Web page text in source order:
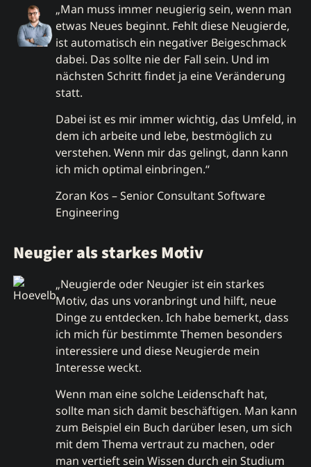
„Man muss immer neugierig sein, wenn man
etwas Neues beginnt. Fehlt diese Neugierde,
ist automatisch ein negativer Beigeschmack
dabei. Das sollte nie der Fall sein. Und im
nächsten Schritt findet ja eine Veränderung
statt.
Dabei ist es mir immer wichtig, das Umfeld, in
dem ich arbeite und lebe, bestmöglich zu
verstehen. Wenn mir das gelingt, dann kann
ich mich optimal einbringen.“
Zoran Kos – Senior Consultant Software
Engineering
Neugier als starkes Motiv
„Neugierde oder Neugier ist ein starkes
Motiv, das uns voranbringt und hilft, neue
Dinge zu entdecken. Ich habe bemerkt, dass
ich mich für bestimmte Themen besonders
interessiere und diese Neugierde mein
Interesse weckt.
Wenn man eine solche Leidenschaft hat,
sollte man sich damit beschäftigen. Man kann
zum Beispiel ein Buch darüber lesen, um sich
mit dem Thema vertraut zu machen, oder
man vertieft sein Wissen durch ein Studium